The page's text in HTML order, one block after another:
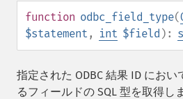
function odbc_field_type(
$statement , int $field ):
指定された ODBC 結果 ID にお
るフィールドの SQL 型を取得し